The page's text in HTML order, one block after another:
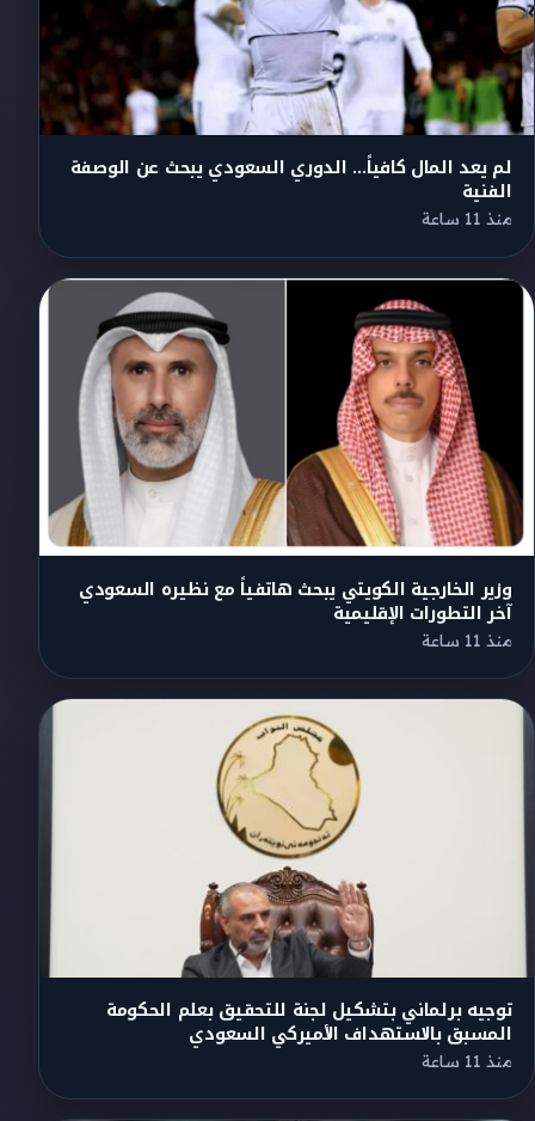
لم يعد المال كافياً… الدوري السعودي يبحث عن الوصفة
الفنية
منذ 11 ساعة
وزير الخارجية الكويتي يبحث هاتفياً مع نظيره السعودي
آخر التطورات الإقليمية
منذ 11 ساعة
توجيه برلماني بتشكيل لجنة للتحقيق بعلم الحكومة
المسبق بالاستهداف الأميركي السعودي
منذ 11 ساعة